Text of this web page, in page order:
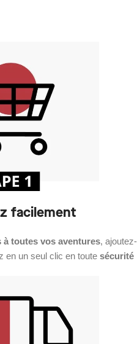
facilement
à toutes vos aventures, ajoutez-
en un seul clic en toute sécurité